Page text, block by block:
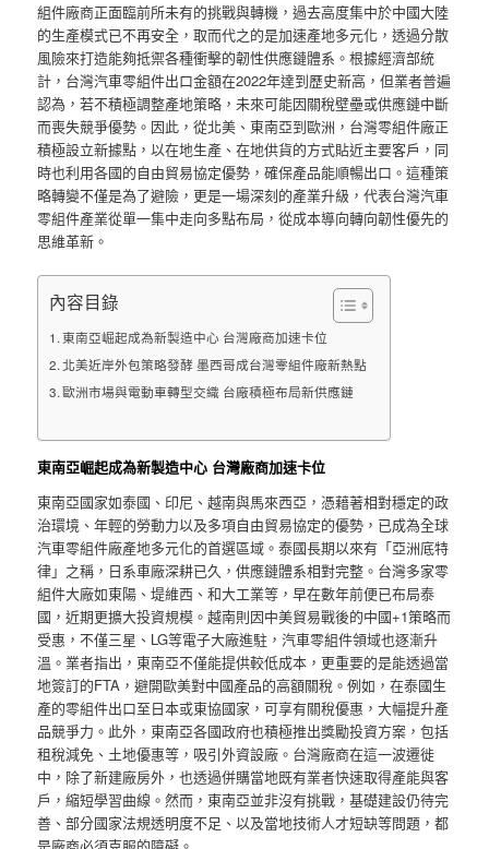
組件廠商正面臨前所未有的挑戰與轉機，過去高度集中於中國大陸
的生產模式已不再安全，取而代之的是加速產地多元化，透過分散
風險來打造能夠抵禦各種衝擊的韌性供應鏈體系。根據經濟部統
計，台灣汽車零組件出口金額在2022年達到歷史新高，但業者普遍
認為，若不積極調整產地策略，未來可能因關稅壁壘或供應鏈中斷
而喪失競爭優勢。因此，從北美、東南亞到歐洲，台灣零組件廠正
積極設立新據點，以在地生產、在地供貨的方式貼近主要客戶，同
時也利用各國的自由貿易協定優勢，確保產品能順暢出口。這種策
略轉變不僅是為了避險，更是一場深刻的產業升級，代表台灣汽車
零組件產業從單一集中走向多點布局，從成本導向轉向韌性優先的
思維革新。
內容目錄
東南亞崛起成為新製造中心 台灣廠商加速卡位
北美近岸外包策略發酵 墨西哥成台灣零組件廠新熱點
歐洲市場與電動車轉型交織 台廠積極布局新供應鏈
東南亞崛起成為新製造中心 台灣廠商加速卡位
東南亞國家如泰國、印尼、越南與馬來西亞，憑藉著相對穩定的政
治環境、年輕的勞動力以及多項自由貿易協定的優勢，已成為全球
汽車零組件廠產地多元化的首選區域。泰國長期以來有「亞洲底特
律」之稱，日系車廠深耕已久，供應鏈體系相對完整。台灣多家零
組件大廠如東陽、堤維西、和大工業等，早在數年前便已布局泰
國，近期更擴大投資規模。越南則因中美貿易戰後的中國+1策略而
受惠，不僅三星、LG等電子大廠進駐，汽車零組件領域也逐漸升
溫。業者指出，東南亞不僅能提供較低成本，更重要的是能透過當
地簽訂的FTA，避開歐美對中國產品的高額關稅。例如，在泰國生
產的零組件出口至日本或東協國家，可享有關稅優惠，大幅提升產
品競爭力。此外，東南亞各國政府也積極推出獎勵投資方案，包括
租稅減免、土地優惠等，吸引外資設廠。台灣廠商在這一波遷徙
中，除了新建廠房外，也透過併購當地既有業者快速取得產能與客
戶，縮短學習曲線。然而，東南亞並非沒有挑戰，基礎建設仍待完
善、部分國家法規透明度不足、以及當地技術人才短缺等問題，都
是廠商必須克服的障礙。